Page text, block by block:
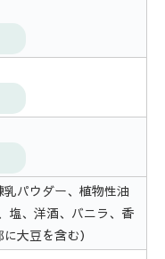
パウダー、植物性油
塩、洋酒、バニラ、香
大豆を含む）